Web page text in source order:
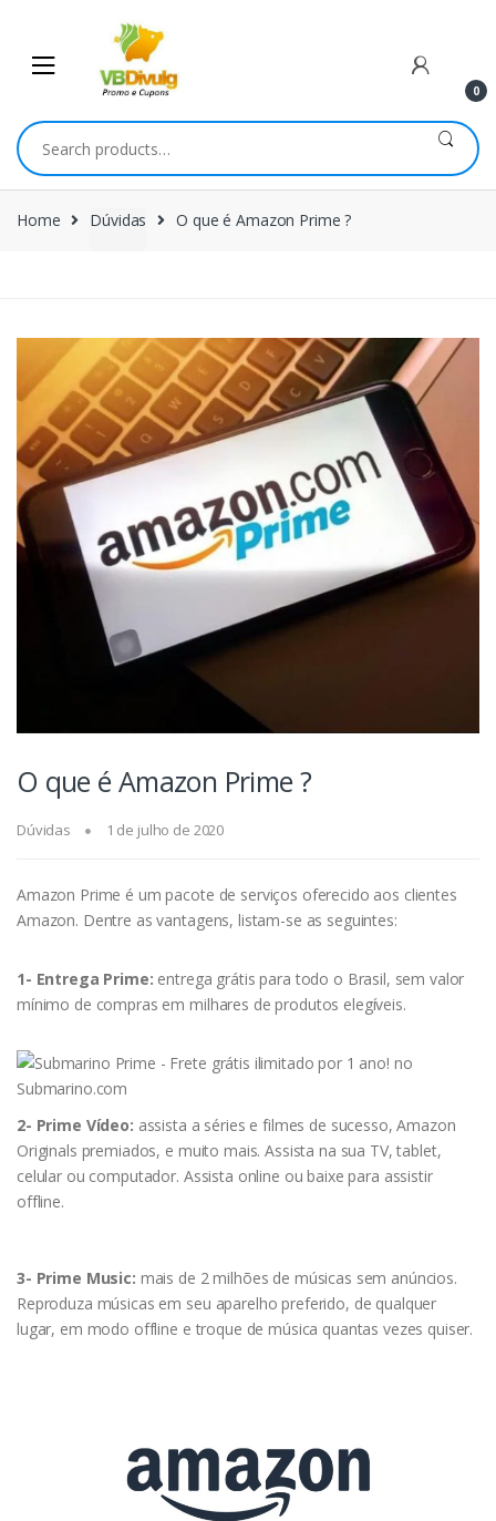
navigation
content
0
Search
for:
Home Dúvidas O que é Amazon Prime ?
O que é Amazon Prime ?
Dúvidas 1 de julho de 2020
Amazon Prime é um pacote de serviços oferecido aos clientes
Amazon. Dentre as vantagens, listam-se as seguintes:
1- Entrega Prime: entrega grátis para todo o Brasil, sem valor
mínimo de compras em milhares de produtos elegíveis.
2- Prime Vídeo: assista a séries e filmes de sucesso, Amazon
Originals premiados, e muito mais. Assista na sua TV, tablet,
celular ou computador. Assista online ou baixe para assistir
offline.
3- Prime Music: mais de 2 milhões de músicas sem anúncios.
Reproduza músicas em seu aparelho preferido, de qualquer
lugar, em modo offline e troque de música quantas vezes quiser.